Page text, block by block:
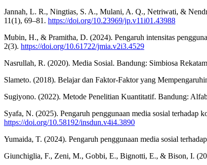
Jannah, L. R., Ningtias, S. A., Mulani, A. Q., Netriwati, &
11(1), 69–81. https://doi.org/10.23969/jp.v11i01.43988
Mubin, H., & Pramitha, D. (2024). Pengaruh intensitas
2(3). https://doi.org/10.61722/jmia.v2i3.4529
Nasrullah, R. (2020). Media Sosial. Bandung: Simbiosa
Slameto. (2018). Belajar dan Faktor-Faktor yang
Sugiyono. (2022). Metode Penelitian Kuantitatif. Bandung:
Syafa, N. (2025). Pengaruh penggunaan media sosial terhadap
https://doi.org/10.58192/insdun.v4i4.3890
Yumaida, T. (2024). Pengaruh penggunaan media sosial
Giunchiglia, F., Zeni, M., Gobbi, E., Bignotti, E., & Bison, I.